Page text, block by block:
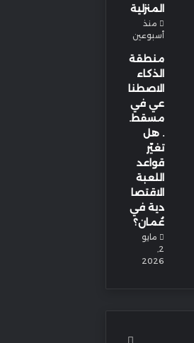
المنزلية
منذ
أسبوعين
منطقة
الذكاء
الاصطنا
عي في
مسقط.
. هل
تغيّر
قواعد
اللعبة
الاقتصا
دية في
عُمان؟
مايو
2,
2026